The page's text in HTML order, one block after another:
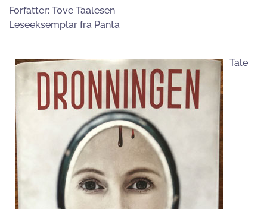
Forfatter: Tove Taalesen
Leseeksemplar fra Panta
Tale